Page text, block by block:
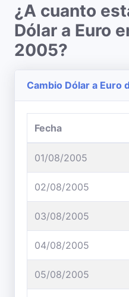
¿A cuanto
Dólar a Euro
2005?
Cambio Dólar a Euro
Fecha
01/08/2005
02/08/2005
03/08/2005
04/08/2005
05/08/2005